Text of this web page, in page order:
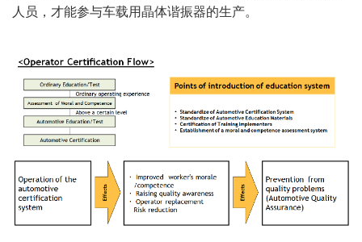
人员，才能参与车载用晶体谐振器的生产。